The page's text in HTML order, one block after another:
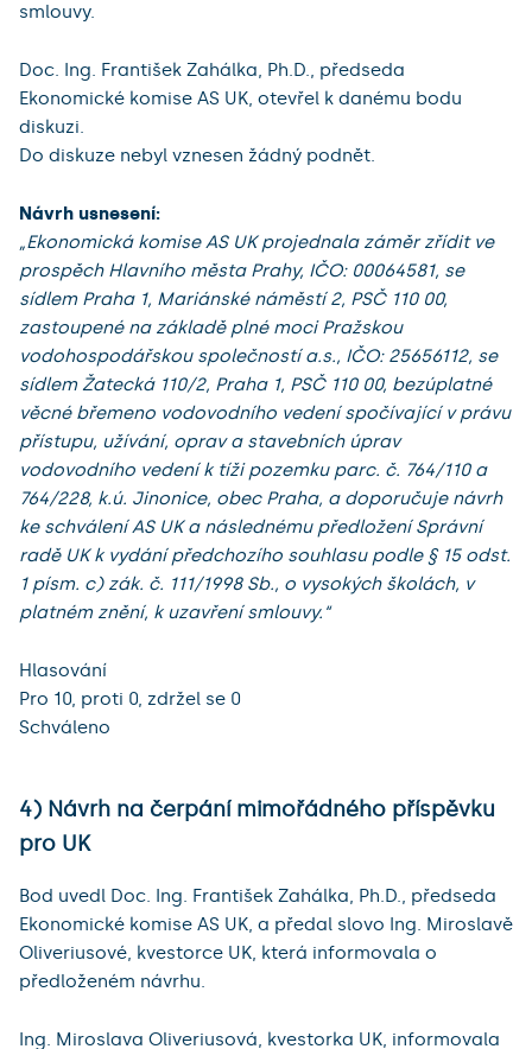
smlouvy.
Doc. Ing. František Zahálka, Ph.D., předseda
Ekonomické komise AS UK, otevřel k danému bodu
diskuzi.
Do diskuze nebyl vznesen žádný podnět.
Návrh usnesení:
„Ekonomická komise AS UK projednala záměr zřídit ve
prospěch Hlavního města Prahy, IČO: 00064581, se
sídlem Praha 1, Mariánské náměstí 2, PSČ 110 00,
zastoupené na základě plné moci Pražskou
vodohospodářskou společností a.s., IČO: 25656112, se
sídlem Žatecká 110/2, Praha 1, PSČ 110 00, bezúplatné
věcné břemeno vodovodního vedení spočívající v právu
přístupu, užívání, oprav a stavebních úprav
vodovodního vedení k tíži pozemku parc. č. 764/110 a
764/228, k.ú. Jinonice, obec Praha, a doporučuje návrh
ke schválení AS UK a následnému předložení Správní
radě UK k vydání předchozího souhlasu podle § 15 odst.
1 písm. c) zák. č. 111/1998 Sb., o vysokých školách, v
platném znění, k uzavření smlouvy.“
Hlasování
Pro 10, proti 0, zdržel se 0
Schváleno
4) Návrh na čerpání mimořádného příspěvku
pro UK
Bod uvedl Doc. Ing. František Zahálka, Ph.D., předseda
Ekonomické komise AS UK, a předal slovo Ing. Miroslavě
Oliveriusové, kvestorce UK, která informovala o
předloženém návrhu.
Ing. Miroslava Oliveriusová, kvestorka UK, informovala